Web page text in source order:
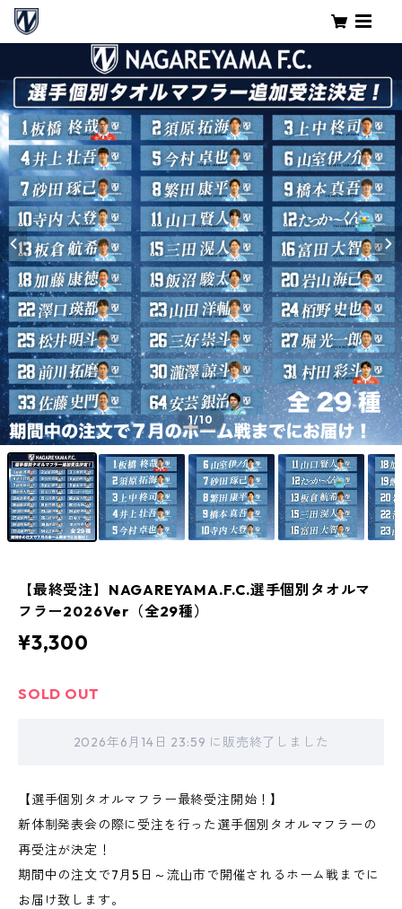
1/10
【最終受注】NAGAREYAMA.F.C.選手個別タオルマ
フラー2026Ver（全29種）
¥3,300
SOLD OUT
2026年6月14日 23:59 に販売終了しました
【選手個別タオルマフラー最終受注開始！】
新体制発表会の際に受注を行った選手個別タオルマフラーの
再受注が決定！
期間中の注文で7月5日～流山市で開催されるホーム戦までに
お届け致します。